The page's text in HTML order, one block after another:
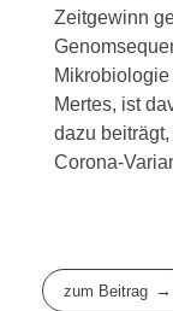
Zeitgewinn
Mikrobiologie
Mertes, ist
dazu
Corona-
zum Beitrag